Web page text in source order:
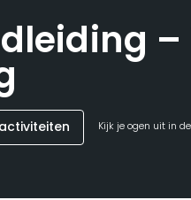
Kijk je ogen uit in